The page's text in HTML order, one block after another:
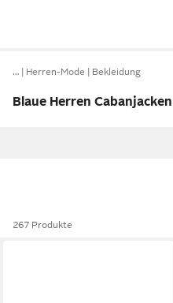
… Herren-Mode Bekleidung
Blaue Herren Cabanjacken
267 Produkte